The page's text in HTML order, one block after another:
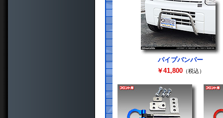
パイプバンパー
￥41,800（税込）